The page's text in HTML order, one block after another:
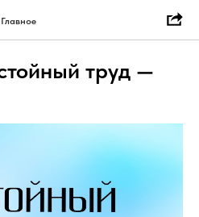
Главное
труд —